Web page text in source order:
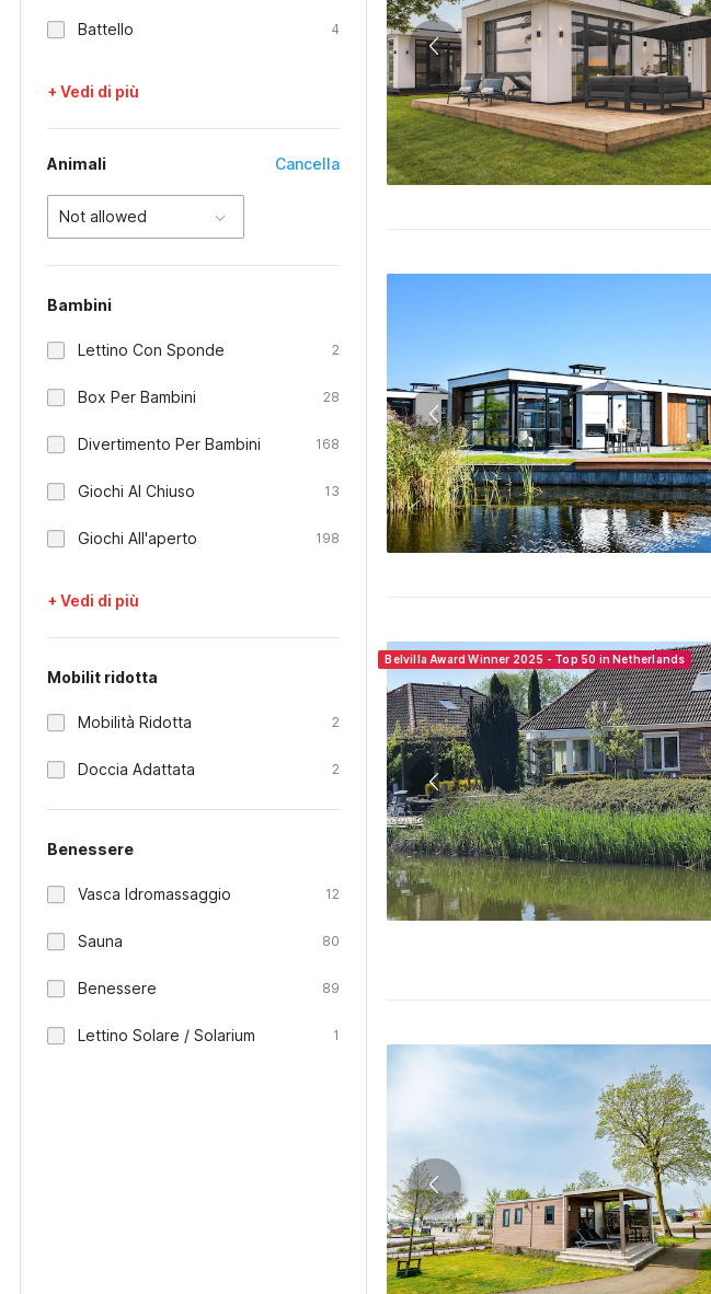
Battello 4
+ Vedi di più
Animali Cancella
Not allowed
Bambini
Lettino Con Sponde 2
Box Per Bambini 28
Divertimento Per Bambini 168
Giochi Al Chiuso 13
Giochi All'aperto 198
+ Vedi di più
Mobilit ridotta
Mobilità Ridotta 2
Doccia Adattata 2
Benessere
Vasca Idromassaggio 12
Sauna 80
Benessere 89
Lettino Solare / Solarium 1
Belvilla Award Winner 2025 - Top 50 in Netherlands